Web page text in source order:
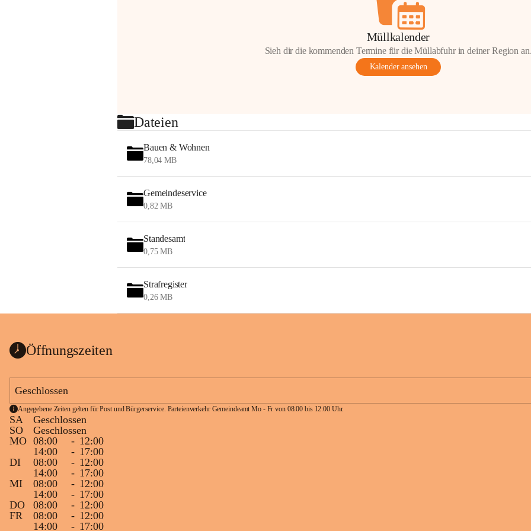
Müllkalender
Sieh dir die kommenden Termine für die Müllabfuhr in deiner Region
Kalender ansehen
Dateien
Bauen & Wohnen
78,04 MB
Gemeindeservice
0,82 MB
Standesamt
0,75 MB
Strafregister
0,26 MB
Öffnungszeiten
Geschlossen
Angegebene Zeiten gelten für Post und Bürgerservice. Parteienverkehr Gemeindeamt Mo - Fr von 08:00 bis 12:00 Uhr.
SA
Geschlossen
SO
Geschlossen
MO 08:00 - 12:00
14:00
- 17:00
DI
08:00 - 12:00
14:00
- 17:00
MI
08:00 - 12:00
14:00
- 17:00
DO
08:00 - 12:00
FR
08:00 - 12:00
14:00
- 17:00